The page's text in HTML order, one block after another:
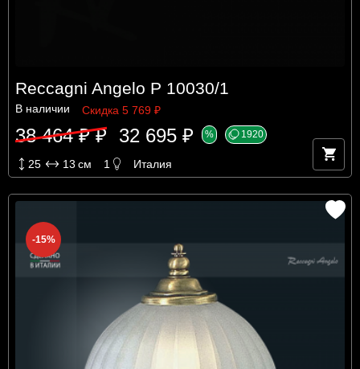
Reccagni Angelo P 10030/1
В наличии Скидка 5 769 ₽
38 464 ₽ ₽ 32 695 ₽ % 1920
25 13 см 1 Италия
-15%